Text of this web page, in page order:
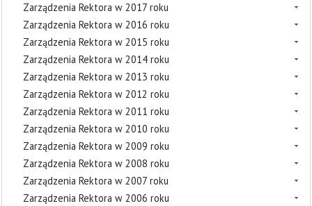
Zarządzenia Rektora w 2017 roku
Zarządzenia Rektora w 2016 roku
Zarządzenia Rektora w 2015 roku
Zarządzenia Rektora w 2014 roku
Zarządzenia Rektora w 2013 roku
Zarządzenia Rektora w 2012 roku
Zarządzenia Rektora w 2011 roku
Zarządzenia Rektora w 2010 roku
Zarządzenia Rektora w 2009 roku
Zarządzenia Rektora w 2008 roku
Zarządzenia Rektora w 2007 roku
Zarządzenia Rektora w 2006 roku